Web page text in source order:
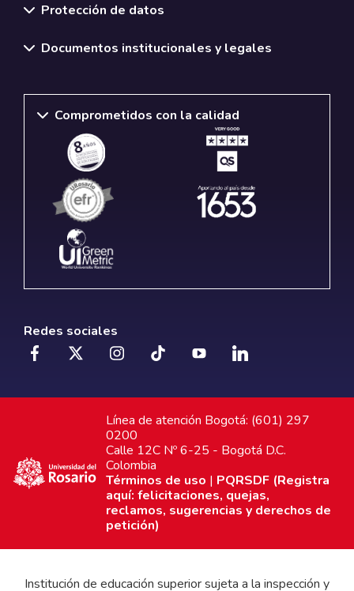
Protección de datos
Documentos institucionales y legales
Comprometidos con la calidad
Redes sociales
Línea de atención Bogotá: (601) 297
0200
Calle 12C Nº 6-25 - Bogotá D.C.
Colombia
Términos de uso | PQRSDF (Registra
aquí: felicitaciones, quejas,
reclamos, sugerencias y derechos de
petición)
Institución de educación superior sujeta a la inspección y